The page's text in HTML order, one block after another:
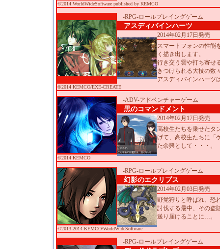
©2014 WorldWideSoftware published by KEMCO
-RPG-ロールプレイングゲーム
アスディバインハーツ
2014年02月17日発売
スマートフォンの性能
く描き出します。
行き交う雲や打ち寄せ
きつけられる大技の数
アスディバインハーツ
©2014 KEMCO/EXE-CREATE
-ADV-アドベンチャーゲーム
黒のコマンドメント
2014年02月17日発売
高校生たちを乗せたタ
げて、高校生たちに「
た余興として・・・。
©2014 KEMCO
-RPG-ロールプレイングゲーム
幻影のエクリプス
2014年02月03日発売
野党狩りと呼ばれ、恐
討伐する最中、その盗
送り届けることに…。
©2013-2014 KEMCO/WorldWideSoftware
-RPG-ロールプレイングゲーム